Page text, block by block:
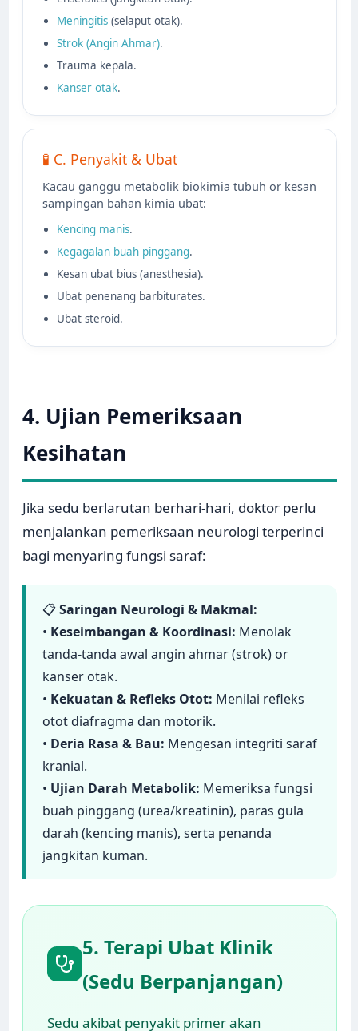
Meningitis (selaput otak).
Strok (Angin Ahmar).
Trauma kepala.
Kanser otak.
🧪 C. Penyakit & Ubat
Kacau ganggu metabolik biokimia tubuh or kesan
sampingan bahan kimia ubat:
Kencing manis.
Kegagalan buah pinggang.
Kesan ubat bius (anesthesia).
Ubat penenang barbiturates.
Ubat steroid.
4. Ujian Pemeriksaan
Kesihatan
Jika sedu berlarutan berhari-hari, doktor perlu
menjalankan pemeriksaan neurologi terperinci
bagi menyaring fungsi saraf:
📋Saringan Neurologi & Makmal:
• Keseimbangan & Koordinasi: Menolak
tanda-tanda awal angin ahmar (strok) or
kanser otak.
• Kekuatan & Refleks Otot: Menilai refleks
otot diafragma dan motorik.
• Deria Rasa & Bau: Mengesan integriti saraf
kranial.
• Ujian Darah Metabolik: Memeriksa fungsi
buah pinggang (urea/kreatinin), paras gula
darah (kencing manis), serta penanda
jangkitan kuman.
5. Terapi Ubat Klinik
(Sedu Berpanjangan)
Sedu akibat penyakit primer akan